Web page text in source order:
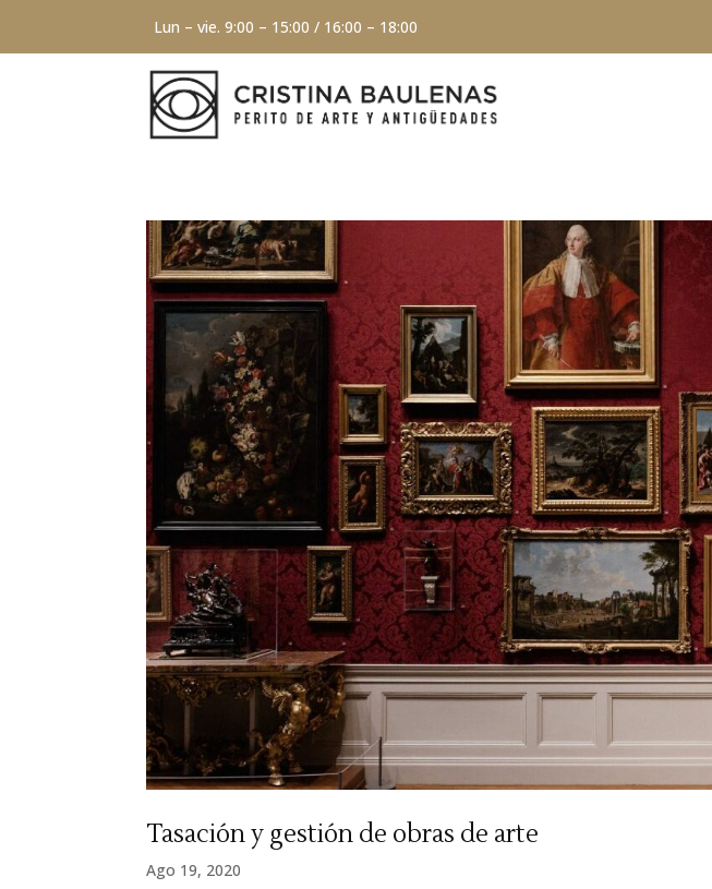
Lun – vie. 9:00 – 15:00 / 16:00 – 18:00
Tasación y gestión de obras de arte
Ago 19, 2020